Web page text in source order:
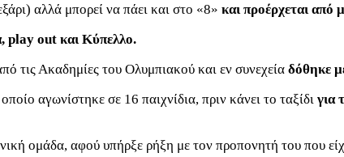
αλλά μπορεί να πάει και στο «8» και προέρχεται από
play out και Κύπελλο.
τις Ακαδημίες του Ολυμπιακού και εν συνεχεία δόθηκε
αγωνίστηκε σε 16 παιχνίδια, πριν κάνει το ταξίδι για
ομάδα, αφού υπήρξε ρήξη με τον προπονητή του που